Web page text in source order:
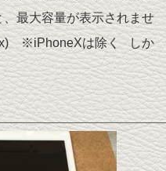
最大容量が表示されませ
※iPhoneXは除く しか